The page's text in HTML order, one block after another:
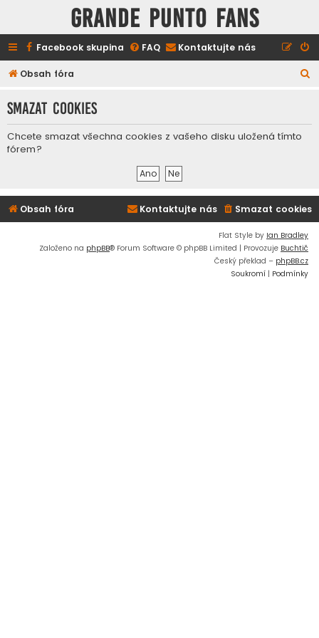
GRANDE PUNTO FANS
Facebook skupina FAQ Kontaktujte nás
Obsah fóra
d
Smazat cookies
Chcete smazat všechna cookies z vašeho disku uložená tímto
fórem?
Obsah fóra Smazat cookies
Kontaktujte nás
Flat Style by Ian Bradley
Založeno na phpBB® Forum Software © phpBB Limited | Provozuje Buchtič
Český překlad – phpBB.cz
Soukromí | Podmínky